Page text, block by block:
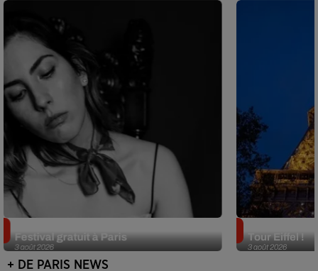
3 août 2026
Festival gratuit à Paris
3 août 2026
Tour Eiffel !
+ DE PARIS NEWS